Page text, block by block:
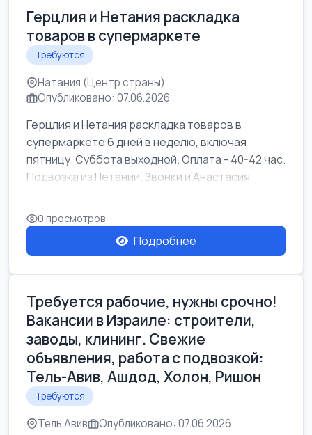
Герцлия и Нетания раскладка
товаров в супермаркете
Требуются
Натания (Центр страны)
Опубликовано: 07.06.2026
Герцлия и Нетания раскладка товаров в
супермаркете 6 дней в неделю, включая
пятницу. Суббота выходной. Оплата - 40-42 час.
Подвозка из Нетании. Звонки и Анастасия
0 просмотров
Подробнее
Требуется рабочие, нужны срочно!
Вакансии в Израиле: строители,
заводы, клининг. Свежие
объявления, работа с подвозкой:
Тель-Авив, Ашдод, Холон, Ришон
Требуются
Тель Авив Опубликовано: 07.06.2026